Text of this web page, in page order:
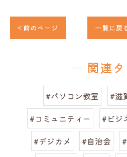
< 前のページ 一覧に戻
関連
#パソコン教室 #滋
#コミュニティー
#ビジ
#デジカメ
#自治会